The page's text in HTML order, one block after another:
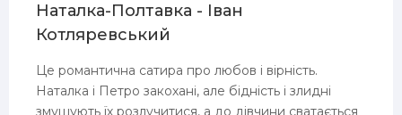
Наталка-Полтавка - Іван
Котляревський
Це романтична сатира про любов і вірність.
Наталка і Петро закохані, але бідність і злидні
змушують їх розлучитися, а до дівчини сватається